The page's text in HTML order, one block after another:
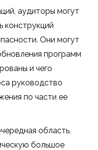
аудиторы могут
конструкций
Они могут
программ
и чего
руководство
по части ее
область,
большое